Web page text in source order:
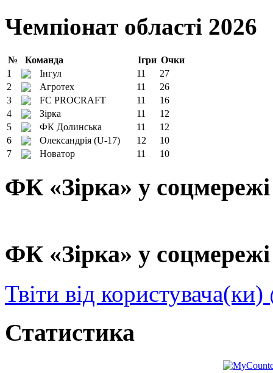
Чемпіонат області 2026
№ Команда Ігри Очки
1
Інгул 11
27
2
Агротех 11
26
3
FC PROCRAFT 11
16
4
Зірка 11
12
5
ФК Долинська 11
12
6
Олександрія (U-17) 12
10
7
Новатор 11 10
ФК «Зірка» у
ФК «Зірка» у
Твіти від
Статистика